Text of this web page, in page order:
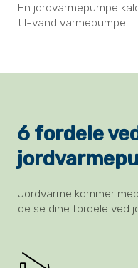
En jordvarmepumpe
til-vand varmepumpe.
6 fordele
Jordvarme kommer
de se dine fordele ved